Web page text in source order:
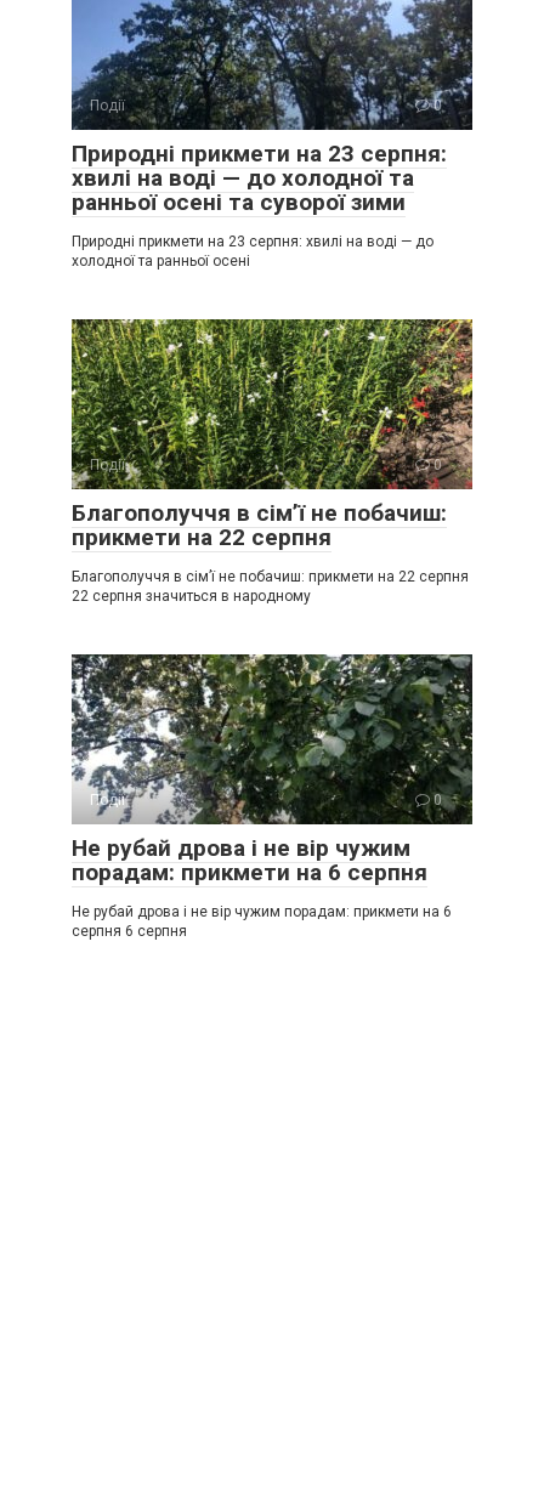
Події 0
Природні прикмети на 23 серпня:
хвилі на воді — до холодної та
ранньої осені та суворої зими
Природні прикмети на 23 серпня: хвилі на воді — до
холодної та ранньої осені
Події 0
Благополуччя в сім’ї не побачиш:
прикмети на 22 серпня
Благополуччя в сім’ї не побачиш: прикмети на 22 серпня
22 серпня значиться в народному
Події 0
Не рубай дрова і не вір чужим
порадам: прикмети на 6 серпня
Не рубай дрова і не вір чужим порадам: прикмети на 6
серпня 6 серпня